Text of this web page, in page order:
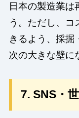
日本の製造業は
う。ただし、コ
きるよう、採掘
次の大きな壁に
7. SNS・